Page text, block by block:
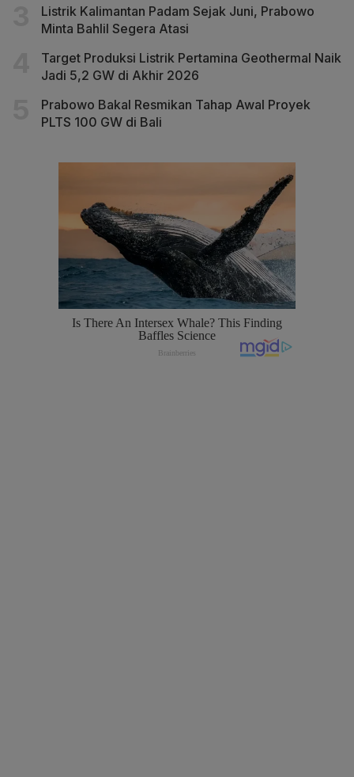
Listrik Kalimantan Padam Sejak Juni, Prabowo
Minta Bahlil Segera Atasi
Target Produksi Listrik Pertamina Geothermal Naik
Jadi 5,2 GW di Akhir 2026
Prabowo Bakal Resmikan Tahap Awal Proyek
PLTS 100 GW di Bali